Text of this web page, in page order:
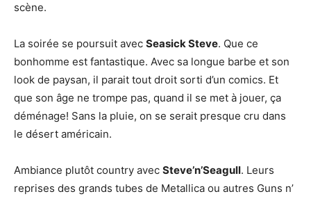
scène.
La soirée se poursuit avec Seasick Steve. Que ce
bonhomme est fantastique. Avec sa longue barbe et son
look de paysan, il parait tout droit sorti d’un comics. Et
que son âge ne trompe pas, quand il se met à jouer, ça
déménage! Sans la pluie, on se serait presque cru dans
le désert américain.
Ambiance plutôt country avec Steve’n’Seagull. Leurs
reprises des grands tubes de Metallica ou autres Guns n’